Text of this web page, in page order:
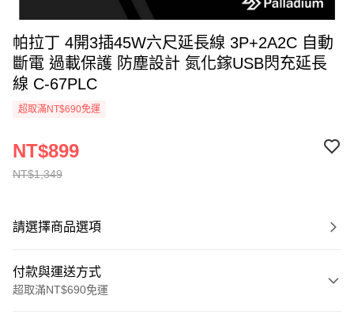
帕拉丁 4開3插45W六尺延長線 3P+2A2C 自動
斷電 過載保護 防塵設計 氮化鎵USB閃充延長
線 C-67PLC
超取滿NT$690免運
NT$1,349
NT$899
請選擇商品選項
付款與運送方式
超取滿NT$690免運